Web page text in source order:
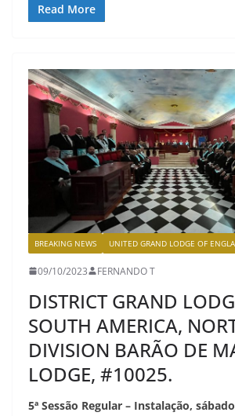
Read More
BREAKING NEWS UNITED GRAND LODGE OF
09/10/2023 FERNANDO T
DISTRICT GRAND
SOUTH AMERICA,
DIVISION BARÃO DE
LODGE, #10025.
5ª Sessão Regular – Instalação,